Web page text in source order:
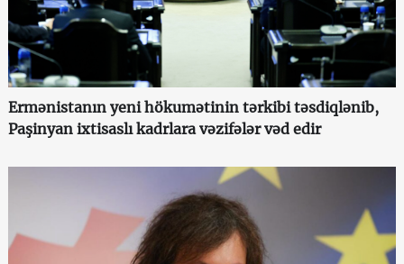
Ermənistanın yeni hökumətinin tərkibi təsdiqlənib,
Paşinyan ixtisaslı kadrlara vəzifələr vəd edir